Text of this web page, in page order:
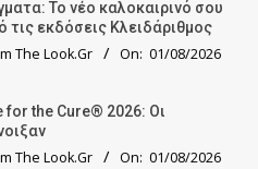
Το νέο καλοκαιρινό σου
τις εκδόσεις Κλειδάριθμος
The Look.Gr On: 01/08/2026
for the Cure® 2026: Οι
The Look.Gr On: 01/08/2026